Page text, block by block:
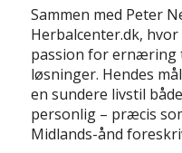
Sammen med Peter
Herbalcenter.dk,
passion for ernæring
løsninger. Hendes
en sundere livstil
personlig – præcis
Midlands-ånd